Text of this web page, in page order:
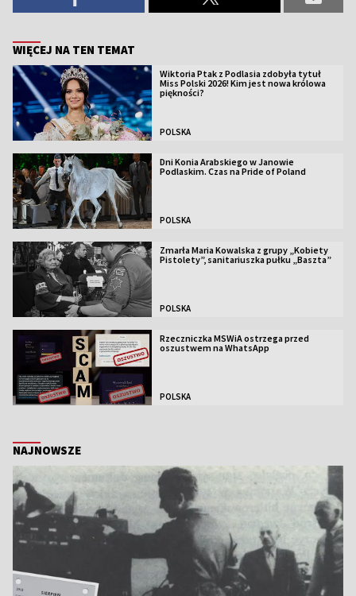
WIĘCEJ NA TEN TEMAT
Wiktoria Ptak z Podlasia zdobyła tytuł
Miss Polski 2026! Kim jest nowa królowa
piękności?
POLSKA
Dni Konia Arabskiego w Janowie
Podlaskim. Czas na Pride of Poland
POLSKA
Zmarła Maria Kowalska z grupy „Kobiety
Pistolety”, sanitariuszka pułku „Baszta”
POLSKA
Rzeczniczka MSWiA ostrzega przed
oszustwem na WhatsApp
POLSKA
NAJNOWSZE